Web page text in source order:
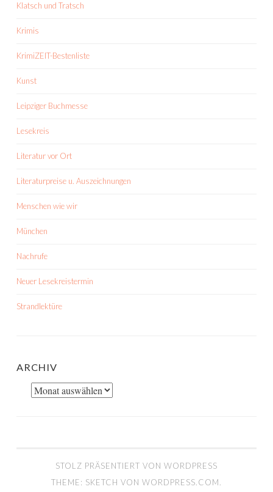
Klatsch und Tratsch
Krimis
KrimiZEIT-Bestenliste
Kunst
Leipziger Buchmesse
Lesekreis
Literatur vor Ort
Literaturpreise u. Auszeichnungen
Menschen wie wir
München
Nachrufe
Neuer Lesekreistermin
Strandlektüre
ARCHIV
Archiv
STOLZ PRÄSENTIERT VON WORDPRESS
THEME: SKETCH VON WORDPRESS.COM